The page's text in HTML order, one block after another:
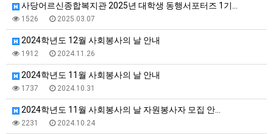
사당어르신종합복지관 2025년 대학생 동행서포터즈 1기…
1526 2025.03.07
2024학년도 12월 사회봉사의 날 안내
1912 2024.11.26
2024학년도 11월 사회봉사의 날 안내
1737 2024.10.31
2024학년도 11월 사회봉사의 날 자원봉사자 모집 안…
2231 2024.10.24